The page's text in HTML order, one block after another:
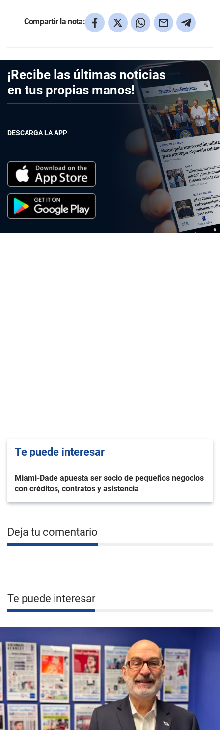
Compartir la nota:
¡Recibe las últimas noticias
en tus propias manos!
DESCARGA LA APP
Te puede interesar
Miami-Dade apuesta ser socio de pequeños negocios
con créditos, contratos y asistencia
Deja tu comentario
Te puede interesar